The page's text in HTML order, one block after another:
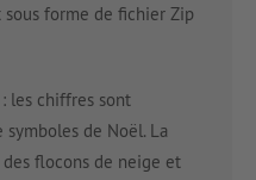
forme de fichier Zip
les chiffres sont
de Noël. La
flocons de neige et